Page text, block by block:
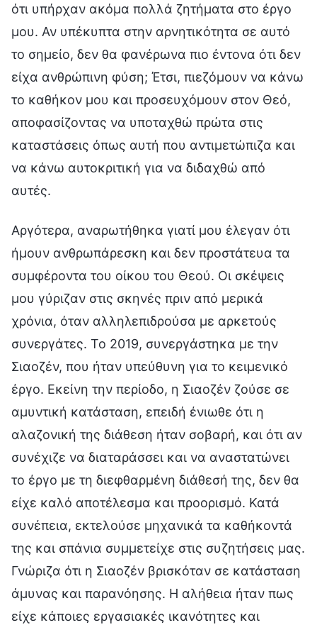
ότι υπήρχαν ακόμα πολλά ζητήματα στο έργο
μου. Αν υπέκυπτα στην αρνητικότητα σε αυτό
το σημείο, δεν θα φανέρωνα πιο έντονα ότι δεν
είχα ανθρώπινη φύση; Έτσι, πιεζόμουν να κάνω
το καθήκον μου και προσευχόμουν στον Θεό,
αποφασίζοντας να υποταχθώ πρώτα στις
καταστάσεις όπως αυτή που αντιμετώπιζα και
να κάνω αυτοκριτική για να διδαχθώ από
αυτές.
Αργότερα, αναρωτήθηκα γιατί μου έλεγαν ότι
ήμουν ανθρωπάρεσκη και δεν προστάτευα τα
συμφέροντα του οίκου του Θεού. Οι σκέψεις
μου γύριζαν στις σκηνές πριν από μερικά
χρόνια, όταν αλληλεπιδρούσα με αρκετούς
συνεργάτες. Το 2019, συνεργάστηκα με την
Σιαοζέν, που ήταν υπεύθυνη για το κειμενικό
έργο. Εκείνη την περίοδο, η Σιαοζέν ζούσε σε
αμυντική κατάσταση, επειδή ένιωθε ότι η
αλαζονική της διάθεση ήταν σοβαρή, και ότι αν
συνέχιζε να διαταράσσει και να αναστατώνει
το έργο με τη διεφθαρμένη διάθεσή της, δεν θα
είχε καλό αποτέλεσμα και προορισμό. Κατά
συνέπεια, εκτελούσε μηχανικά τα καθήκοντά
της και σπάνια συμμετείχε στις συζητήσεις μας.
Γνώριζα ότι η Σιαοζέν βρισκόταν σε κατάσταση
άμυνας και παρανόησης. Η αλήθεια ήταν πως
είχε κάποιες εργασιακές ικανότητες και